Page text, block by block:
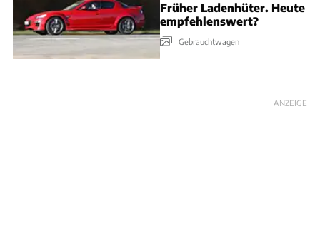
Früher Ladenhüter. Heute
empfehlenswert?
Gebrauchtwagen
ANZEIGE